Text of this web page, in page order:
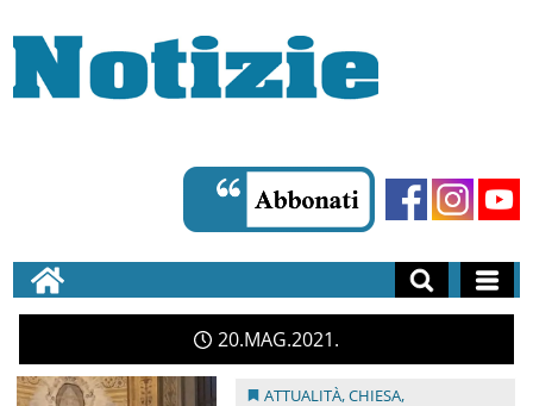
20 MAG 2021
ATTUALITÀ,CHIESA,